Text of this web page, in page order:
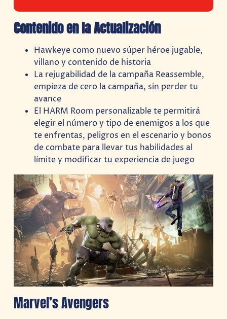
Contenido en la Actualización
Hawkeye como nuevo súper héroe jugable,
villano y contenido de historia
La rejugabilidad de la campaña Reassemble,
empieza de cero la campaña, sin perder tu
avance
El HARM Room personalizable te permitirá
elegir el número y tipo de enemigos a los que
te enfrentas, peligros en el escenario y bonos
de combate para llevar tus habilidades al
límite y modificar tu experiencia de juego
Marvel’s Avengers